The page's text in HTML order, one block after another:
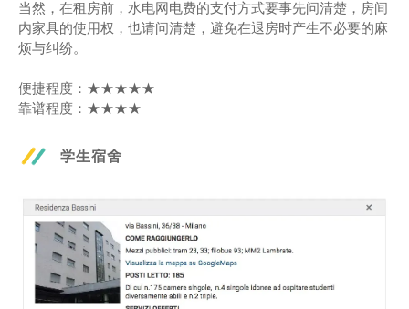
当然，在租房前，水电网电费的支付方式要事先问清楚，房间
内家具的使用权，也请问清楚，避免在退房时产生不必要的麻
烦与纠纷。
便捷程度：★★★★★
靠谱程度：★★★★
学生宿舍